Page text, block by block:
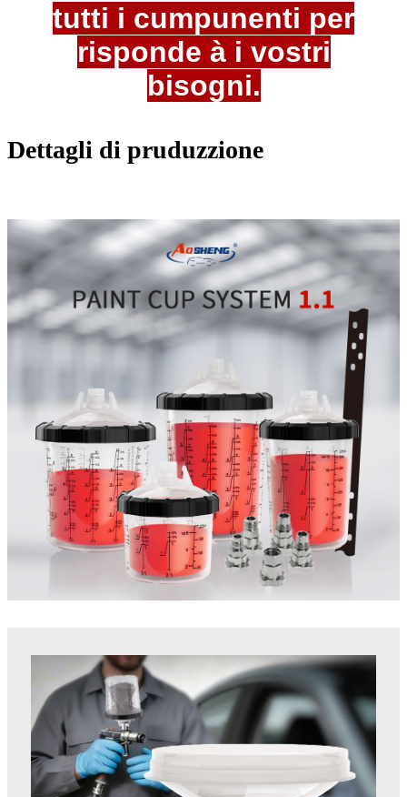
tutti i cumpunenti per
risponde à i vostri
bisogni.
Dettagli di pruduzzione